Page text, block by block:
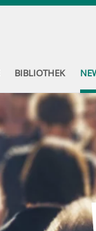
BIBLIOTHEK